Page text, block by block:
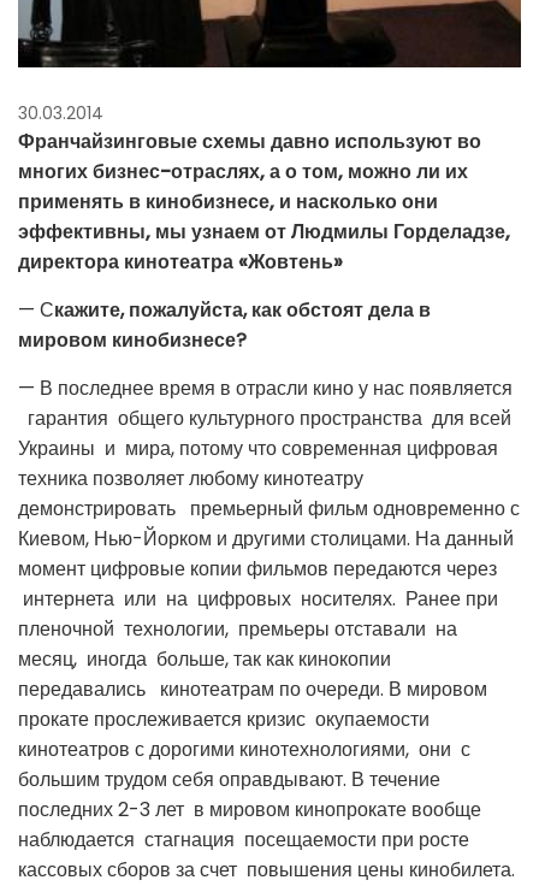
30.03.2014
Франчайзинговые схемы давно используют во
многих бизнес-отраслях, а о том, можно ли их
применять в кинобизнесе, и насколько они
эффективны, мы узнаем от Людмилы Горделадзе,
директора кинотеатра «Жовтень»
— Скажите, пожалуйста, как обстоят дела в
мировом кинобизнесе?
— В последнее время в отрасли кино у нас появляется
гарантия общего культурного пространства для всей
Украины и мира, потому что современная цифровая
техника позволяет любому кинотеатру
демонстрировать премьерный фильм одновременно с
Киевом, Нью-Йорком и другими столицами. На данный
момент цифровые копии фильмов передаются через
интернета или на цифровых носителях. Ранее при
пленочной технологии, премьеры отставали на
месяц, иногда больше, так как кинокопии
передавались кинотеатрам по очереди. В мировом
прокате прослеживается кризис окупаемости
кинотеатров с дорогими кинотехнологиями, они с
большим трудом себя оправдывают. В течение
последних 2-3 лет в мировом кинопрокате вообще
наблюдается стагнация посещаемости при росте
кассовых сборов за счет повышения цены кинобилета.